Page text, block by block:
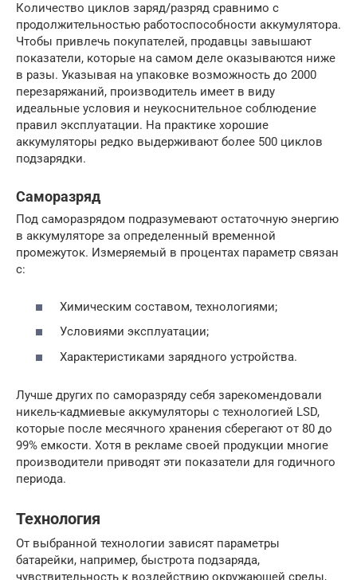
Количество циклов заряд/разряд сравнимо с
продолжительностью работоспособности аккумулятора.
Чтобы привлечь покупателей, продавцы завышают
показатели, которые на самом деле оказываются ниже
в разы. Указывая на упаковке возможность до 2000
перезаряжаний, производитель имеет в виду
идеальные условия и неукоснительное соблюдение
правил эксплуатации. На практике хорошие
аккумуляторы редко выдерживают более 500 циклов
подзарядки.
Саморазряд
Под саморазрядом подразумевают остаточную энергию
в аккумуляторе за определенный временной
промежуток. Измеряемый в процентах параметр связан
с:
Химическим составом, технологиями;
Условиями эксплуатации;
Характеристиками зарядного устройства.
Лучше других по саморазряду себя зарекомендовали
никель-кадмиевые аккумуляторы с технологией LSD,
которые после месячного хранения сберегают от 80 до
99% емкости. Хотя в рекламе своей продукции многие
производители приводят эти показатели для годичного
периода.
Технология
От выбранной технологии зависят параметры
батарейки, например, быстрота подзаряда,
чувствительность к воздействию окружающей среды,